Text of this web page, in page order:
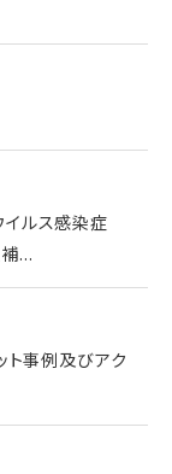
ルス感染症
...
ト事例及びアク